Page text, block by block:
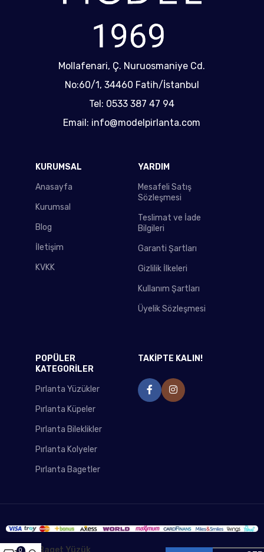
Mollafenari, Ç. Nuruosmaniye Cd.
No:60/1, 34460 Fatih/İstanbul
Tel: 0533 387 47 94
Email: info@modelpirlanta.com
KURUMSAL
Anasayfa
Kurumsal
Blog
İletişim
KVKK
YARDIM
Mesafeli Satış
Sözleşmesi
Teslimat ve İade
Bilgileri
Garanti Şartları
Gizlilik İlkeleri
Kullanım Şartları
Üyelik Sözleşmesi
POPÜLER
KATEGORİLER
Pırlanta Yüzükler
Pırlanta Küpeler
Pırlanta Bileklikler
Pırlanta Kolyeler
Pırlanta Bagetler
TAKİPTE KALIN!
Baget Yüzük
0